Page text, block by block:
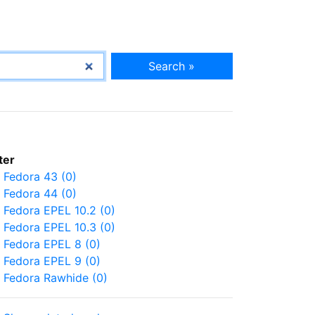
Search »
Fedora 43 (0)
Fedora 44 (0)
Fedora EPEL 10.2 (0)
Fedora EPEL 10.3 (0)
Fedora EPEL 8 (0)
Fedora EPEL 9 (0)
Fedora Rawhide (0)